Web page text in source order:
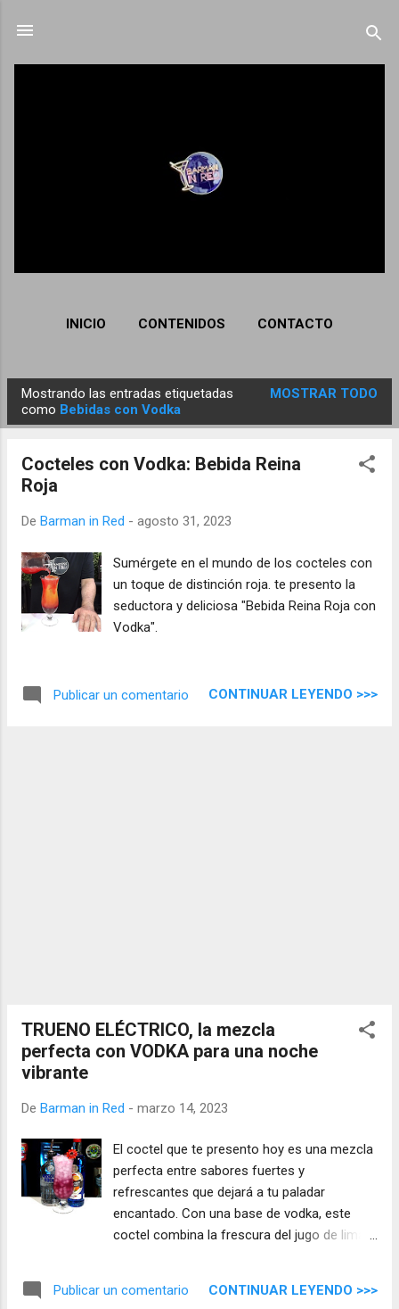
INICIO CONTENIDOS CONTACTO
n
Mostrando las entradas etiquetadas
como Bebidas con Vodka
MOSTRAR TODO
Cocteles con Vodka: Bebida Reina
Roja
De Barman in Red - agosto 31, 2023
Sumérgete en el mundo de los cocteles con
un toque de distinción roja. te presento la
seductora y deliciosa "Bebida Reina Roja con
Vodka".
Publicar un comentario CONTINUAR LEYENDO >>>
TRUENO ELÉCTRICO, la mezcla
perfecta con VODKA para una noche
vibrante
De Barman in Red - marzo 14, 2023
El coctel que te presento hoy es una mezcla
perfecta entre sabores fuertes y
refrescantes que dejará a tu paladar
encantado. Con una base de vodka, este
coctel combina la frescura del jugo de lima y
agrega jugo de naranja y jugo de manzana
Publicar un comentario CONTINUAR LEYENDO >>>